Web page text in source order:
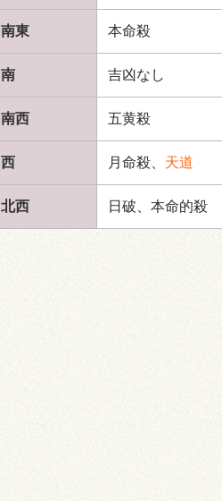
南東 本命殺
南 吉凶なし
南西 五黄殺
西 月命殺、 天道
北西 日破、本命的殺